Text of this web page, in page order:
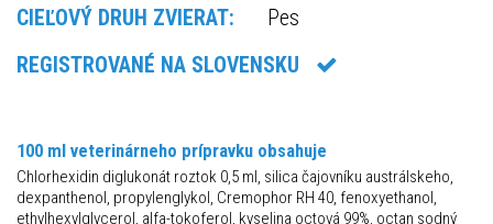
CIEĽOVÝ DRUH ZVIERAT:
Pes
REGISTROVANÉ NA SLOVENSKU
100 ml veterinárneho prípravku obsahuje
Chlorhexidin diglukonát roztok 0,5 ml, silica čajovníku austrálskeho,
dexpanthenol, propylenglykol, Cremophor RH 40, fenoxyethanol,
ethylhexylglycerol, alfa-tokoferol, kyselina octová 99%, octan sodný